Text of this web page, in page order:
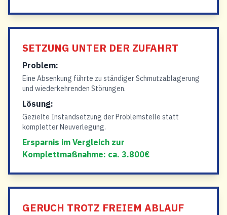
SETZUNG UNTER DER ZUFAHRT
Problem:
Eine Absenkung führte zu ständiger Schmutzablagerung
und wiederkehrenden Störungen.
Lösung:
Gezielte Instandsetzung der Problemstelle statt
kompletter Neuverlegung.
Ersparnis im Vergleich zur
Komplettmaßnahme: ca. 3.800€
GERUCH TROTZ FREIEM ABLAUF